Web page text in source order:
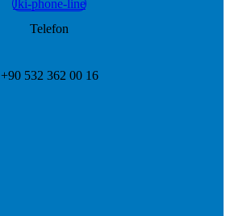
Jki-phone-line
Telefon
+90 532 362 00 16